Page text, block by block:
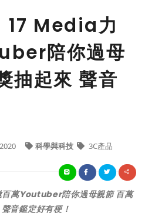
17 Media力
陪你過母
抽起來 聲音
科學與科技 3C產品
萬Youtuber陪你過母親節 百萬
音鑑定好有梗！